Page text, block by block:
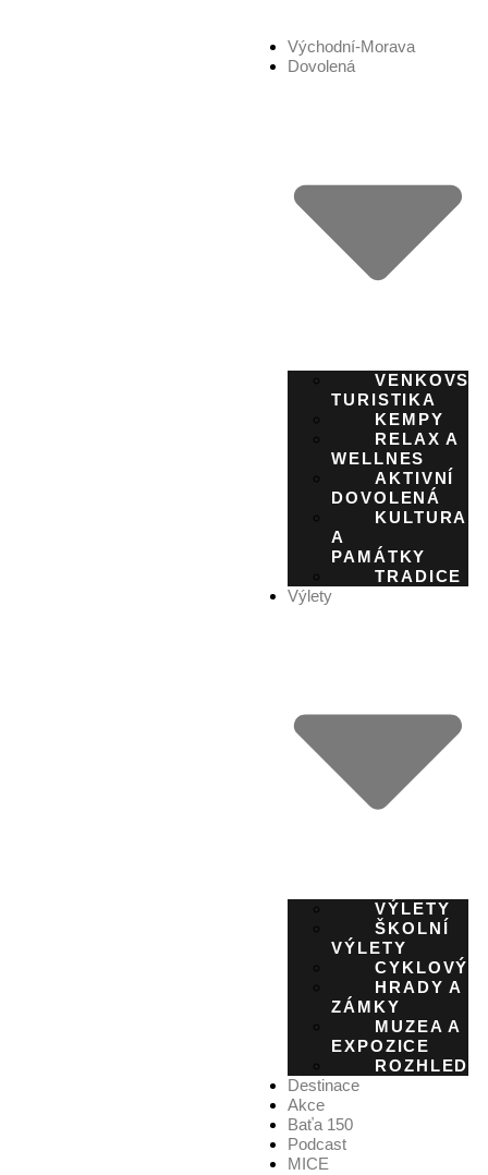
Východní-Morava
Dovolená
TURISTIKA
KEMPY
RELAX A
WELLNES
AKTIVNÍ
DOVOLENÁ
KULTURA
A
PAMÁTKY
TRADICE
Výlety
VÝLETY
ŠKOLNÍ
VÝLETY
HRADY A
ZÁMKY
MUZEA A
EXPOZICE
Destinace
Akce
Baťa 150
Podcast
MICE